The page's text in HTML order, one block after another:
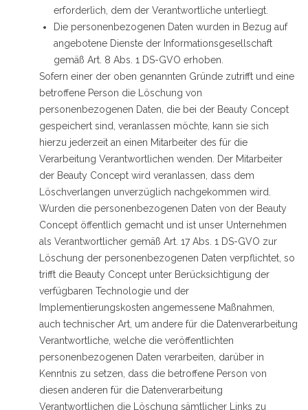
erforderlich, dem der Verantwortliche unterliegt.
Die personenbezogenen Daten wurden in Bezug auf
angebotene Dienste der Informationsgesellschaft
gemäß Art. 8 Abs. 1 DS-GVO erhoben.
Sofern einer der oben genannten Gründe zutrifft und eine
betroffene Person die Löschung von
personenbezogenen Daten, die bei der Beauty Concept
gespeichert sind, veranlassen möchte, kann sie sich
hierzu jederzeit an einen Mitarbeiter des für die
Verarbeitung Verantwortlichen wenden. Der Mitarbeiter
der Beauty Concept wird veranlassen, dass dem
Löschverlangen unverzüglich nachgekommen wird.
Wurden die personenbezogenen Daten von der Beauty
Concept öffentlich gemacht und ist unser Unternehmen
als Verantwortlicher gemäß Art. 17 Abs. 1 DS-GVO zur
Löschung der personenbezogenen Daten verpflichtet, so
trifft die Beauty Concept unter Berücksichtigung der
verfügbaren Technologie und der
Implementierungskosten angemessene Maßnahmen,
auch technischer Art, um andere für die Datenverarbeitung
Verantwortliche, welche die veröffentlichten
personenbezogenen Daten verarbeiten, darüber in
Kenntnis zu setzen, dass die betroffene Person von
diesen anderen für die Datenverarbeitung
Verantwortlichen die Löschung sämtlicher Links zu